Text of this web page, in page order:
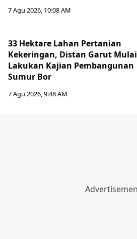
7 Agu 2026, 10:08 AM
33 Hektare Lahan Pertanian
Kekeringan, Distan Garut Mulai
Lakukan Kajian Pembangunan
Sumur Bor
7 Agu 2026, 9:48 AM